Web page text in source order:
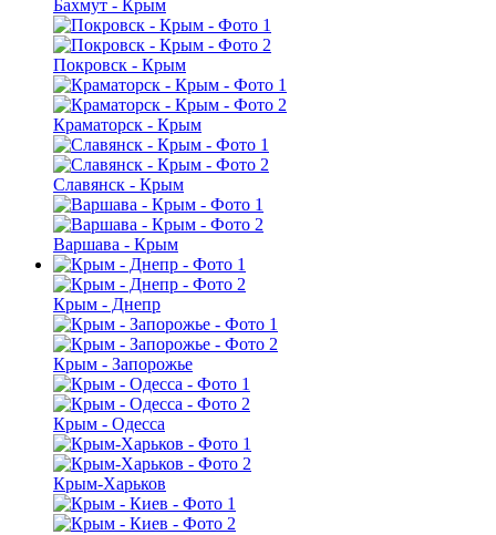
Бахмут - Крым
Покровск - Крым
Краматорск - Крым
Славянск - Крым
Варшава - Крым
Крым - Днепр
Крым - Запорожье
Крым - Одесса
Крым-Харьков